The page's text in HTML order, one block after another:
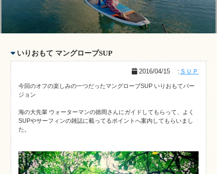
いりおもて マングローブSUP
2016/04/15 : ＳＵＰ
今回のオフの楽しみの一つだったマングローブSUP いりおもてバー
ジョン
海の大先輩 ウォーターマンの徳岡さんにガイドしてもらって、よく
SUPやサーフィンの雑誌に載ってるポイントへ案内してもらいまし
た。